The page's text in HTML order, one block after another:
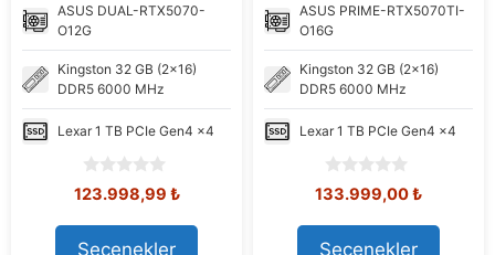
ASUS DUAL-RTX5070-
O12G
Kingston 32 GB (2x16)
DDR5 6000 MHz
Lexar 1 TB PCIe Gen4 x4
0
o
u
t
Orijinal
139.500,17 ₺.
123.998,99 ₺Şu
Seçenekler
ASUS PRIME-RTX5070TI-
O16G
Kingston 32 GB (2x16)
DDR5 6000 MHz
Lexar 1 TB PCIe Gen4 x4
0
o
u
t
Orijinal
151.294,95 ₺.
133.999,00₺Şu
Seçenekler